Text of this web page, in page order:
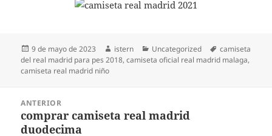
Publicado
el
9 de mayo de 2023 Autor
istern Categorías
Uncategorized Etiquetas
camiseta
del real madrid para pes 2018,camiseta oficial real madrid malaga,
camiseta real madrid niño
entradas
ANTERIOR
Entrada
anterior:
comprar camiseta real madrid
duodecima